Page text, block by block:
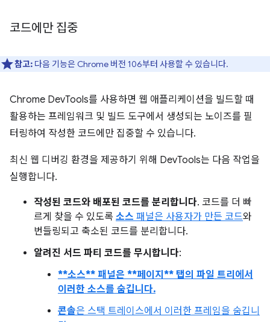
코드에만 집중
참고: 다음 기능은 Chrome 버전 106부터 사용할 수 있습니다.
Chrome DevTools를 사용하면 웹 애플리케이션을 빌드할 때
활용하는 프레임워크 및 빌드 도구에서 생성되는 노이즈를 필
터링하여 작성한 코드에만 집중할 수 있습니다.
최신 웹 디버깅 환경을 제공하기 위해 DevTools는 다음 작업을
실행합니다.
작성된 코드와 배포된 코드를 분리합니다. 코드를 더 빠
르게 찾을 수 있도록 소스 패널은 사용자가 만든 코드와
번들링되고 축소된 코드를 분리합니다.
알려진 서드 파티 코드를 무시합니다:
**소스** 패널은 **페이지** 탭의 파일 트리에서
이러한 소스를 숨깁니다.
콘솔은 스택 트레이스에서 이러한 프레임을 숨깁니